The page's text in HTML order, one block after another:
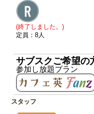
(終了しました。)
定員：8人
サブスクご希望の
参加し放題プラン
スタッフ